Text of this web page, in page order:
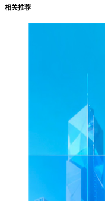
相关推荐